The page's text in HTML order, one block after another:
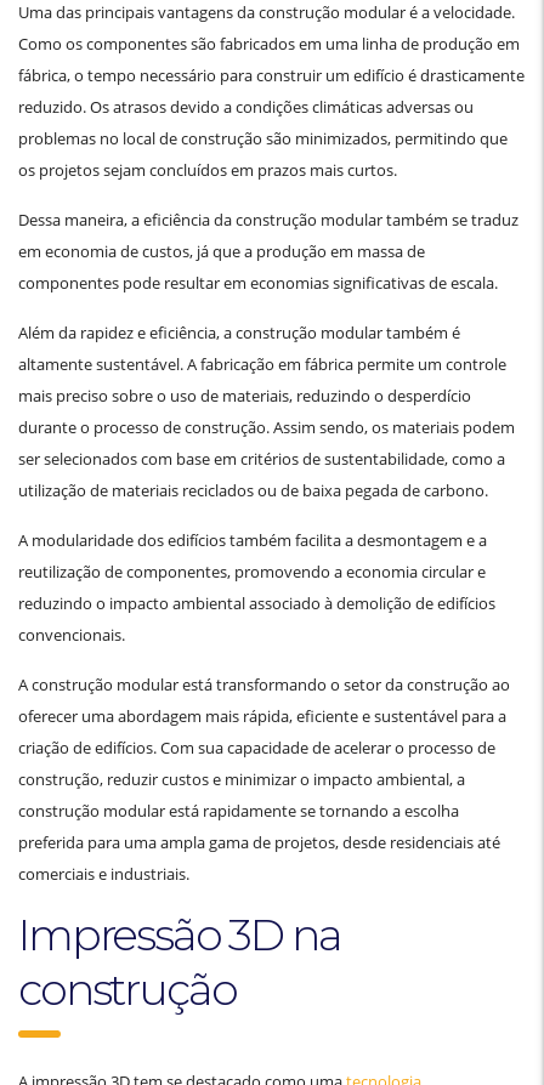
Uma das principais vantagens da construção modular é a velocidade.
Como os componentes são fabricados em uma linha de produção em
fábrica, o tempo necessário para construir um edifício é drasticamente
reduzido. Os atrasos devido a condições climáticas adversas ou
problemas no local de construção são minimizados, permitindo que
os projetos sejam concluídos em prazos mais curtos.
Dessa maneira, a eficiência da construção modular também se traduz
em economia de custos, já que a produção em massa de
componentes pode resultar em economias significativas de escala.
Além da rapidez e eficiência, a construção modular também é
altamente sustentável. A fabricação em fábrica permite um controle
mais preciso sobre o uso de materiais, reduzindo o desperdício
durante o processo de construção. Assim sendo, os materiais podem
ser selecionados com base em critérios de sustentabilidade, como a
utilização de materiais reciclados ou de baixa pegada de carbono.
A modularidade dos edifícios também facilita a desmontagem e a
reutilização de componentes, promovendo a economia circular e
reduzindo o impacto ambiental associado à demolição de edifícios
convencionais.
A construção modular está transformando o setor da construção ao
oferecer uma abordagem mais rápida, eficiente e sustentável para a
criação de edifícios. Com sua capacidade de acelerar o processo de
construção, reduzir custos e minimizar o impacto ambiental, a
construção modular está rapidamente se tornando a escolha
preferida para uma ampla gama de projetos, desde residenciais até
comerciais e industriais.
Impressão 3D na
construção